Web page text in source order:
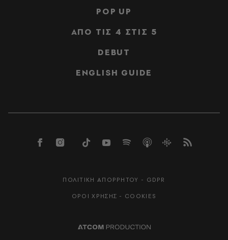
POP UP
ΑΠΟ ΤΙΣ 4 ΣΤΙΣ 5
DEBUT
ENGLISH GUIDE
ΠΟΛΙΤΙΚΗ ΑΠΟΡΡΗΤΟΥ - GDPR
ΟΡΟΙ ΧΡΗΣΗΣ - COOKIES